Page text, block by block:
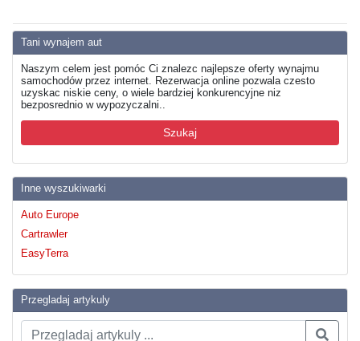
Tani wynajem aut
Naszym celem jest pomóc Ci znalezc najlepsze oferty wynajmu
samochodów przez internet. Rezerwacja online pozwala czesto
uzyskac niskie ceny, o wiele bardziej konkurencyjne niz
bezposrednio w wypozyczalni..
Szukaj
Inne wyszukiwarki
Auto Europe
Cartrawler
EasyTerra
Przegladaj artykuly